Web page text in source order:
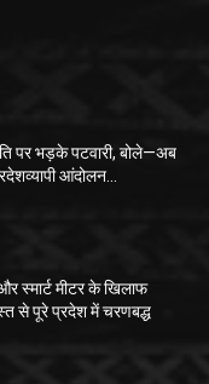
पर भड़के पटवारी, बोले—अब
आंदोलन…
स्मार्ट मीटर के खिलाफ
से पूरे प्रदेश में चरणबद्ध